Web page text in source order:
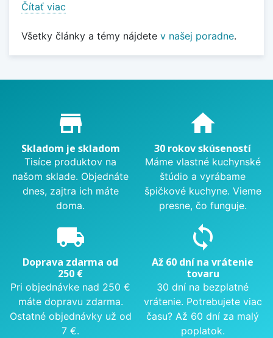
Čítať viac
Všetky články a témy nájdete v našej poradne.
Proč nakupovat u nás?
store_mall_directory
Skladom je skladom
Tisíce produktov na
našom sklade. Objednáte
dnes, zajtra ich máte
doma.
home
30 rokov skúseností
Máme vlastné kuchynské
štúdio a vyrábame
špičkové kuchyne. Vieme
presne, čo funguje.
local_shipping
Doprava zdarma od
250 €
Pri objednávke nad 250 €
máte dopravu zdarma.
Ostatné objednávky už od
7 €.
sync
Až 60 dní na vrátenie
tovaru
30 dní na bezplatné
vrátenie. Potrebujete viac
času? Až 60 dní za malý
poplatok.